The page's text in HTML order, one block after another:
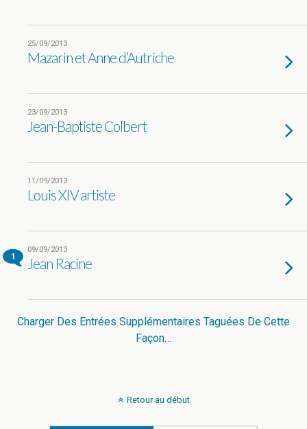
25/09/2013
Mazarin et Anne d’Autriche
23/09/2013
Jean-Baptiste Colbert
11/09/2013
Louis XIV artiste
1
09/09/2013
Jean Racine
Charger Des Entrées Supplémentaires Taguées De Cette
Façon…
Retour au début